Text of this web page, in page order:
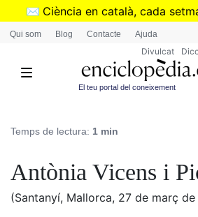
Vés
✉️ Ciència en català, cada
➜Subscriu-te al butlletí
Qui som Blog Contacte Ajuda
Divulcat
El teu portal del coneixement
Temps de lectura: 1 min
Antònia Vicens i
(Santanyí, Mallorca, 27 de març de